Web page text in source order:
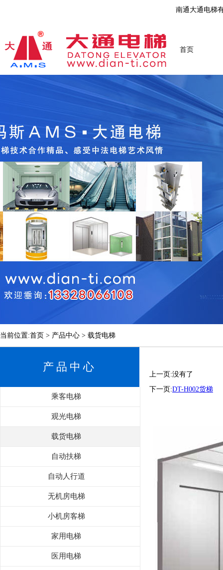
南通大通电梯
首页
当前位置:首页 > 产品中心 > 载货电梯
产品中心
乘客电梯
观光电梯
载货电梯
自动扶梯
自动人行道
无机房电梯
小机房客梯
家用电梯
医用电梯
上一页:没有了
下一页:DT-H002货梯